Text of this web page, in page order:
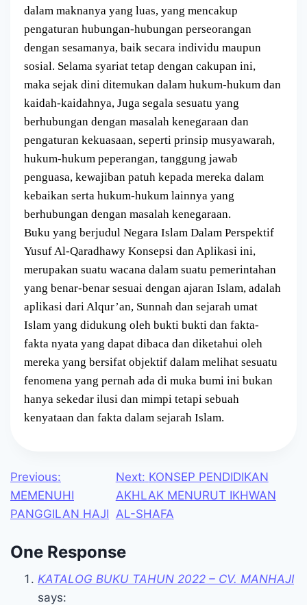
dalam maknanya yang luas, yang mencakup
pengaturan hubungan-hubungan perseorangan
dengan sesamanya, baik secara individu maupun
sosial. Selama syariat tetap dengan cakupan ini,
maka sejak dini ditemukan dalam hukum-hukum dan
kaidah-kaidahnya, Juga segala sesuatu yang
berhubungan dengan masalah kenegaraan dan
pengaturan kekuasaan, seperti prinsip musyawarah,
hukum-hukum peperangan, tanggung jawab
penguasa, kewajiban patuh kepada mereka dalam
kebaikan serta hukum-hukum lainnya yang
berhubungan dengan masalah kenegaraan.
Buku yang berjudul Negara Islam Dalam Perspektif
Yusuf Al-Qaradhawy Konsepsi dan Aplikasi ini,
merupakan suatu wacana dalam suatu pemerintahan
yang benar-benar sesuai dengan ajaran Islam, adalah
aplikasi dari Alqur’an, Sunnah dan sejarah umat
Islam yang didukung oleh bukti bukti dan fakta-
fakta nyata yang dapat dibaca dan diketahui oleh
mereka yang bersifat objektif dalam melihat sesuatu
fenomena yang pernah ada di muka bumi ini bukan
hanya sekedar ilusi dan mimpi tetapi sebuah
kenyataan dan fakta dalam sejarah Islam.
Post
navigation
Previous:
post:
MEMENUHI
PANGGILAN HAJI
Next: Next
post:
KONSEP PENDIDIKAN
AKHLAK MENURUT IKHWAN
AL-SHAFA
One Response
KATALOG BUKU TAHUN 2022 – CV. MANHAJI
says: